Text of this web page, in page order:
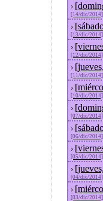
›
[14/dic/2014]
›
[13/dic/2014]
›
[12/dic/2014]
›
[11/dic/2014]
›
[10/dic/2014]
›
[07/dic/2014]
›
[06/dic/2014]
›
[05/dic/2014]
›
[04/dic/2014]
›
[03/dic/2014]